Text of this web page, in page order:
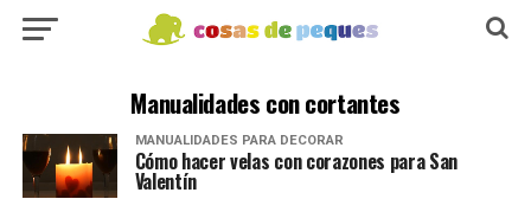
Manualidades con cortantes
MANUALIDADES PARA DECORAR
Cómo hacer velas con corazones para San
Valentín